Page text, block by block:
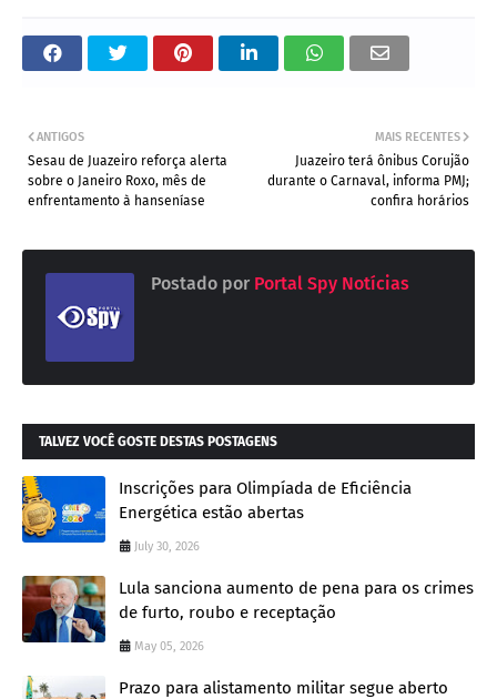
MAIS RECENTES
Juazeiro terá ônibus Corujão
durante o Carnaval, informa PMJ;
confira horários
ANTIGOS
Sesau de Juazeiro reforça alerta
sobre o Janeiro Roxo, mês de
enfrentamento à hanseníase
Postado por Portal Spy Notícias
TALVEZ VOCÊ GOSTE DESTAS POSTAGENS
Inscrições para Olimpíada de Eficiência
Energética estão abertas
July 30, 2026
Lula sanciona aumento de pena para os crimes
de furto, roubo e receptação
May 05, 2026
Prazo para alistamento militar segue aberto